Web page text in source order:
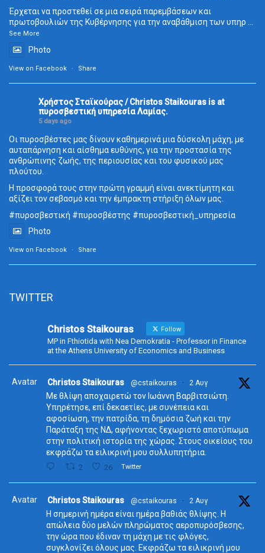
Έρχεται να προστεθεί σε μια σειρά παρεμβάσεων και
πρωτοβουλιών της Κυβέρνησης για την αναβάθμιση των υπηρ
See More
Photo
View on Facebook · Share
Χρήστος Σταϊκούρας / Christos Staikouras is at
πυροσβεστική υπηρεσία Λαμίας.
5 days ago
Οι πυροσβέστες μας δίνουν καθημερινά μια δύσκολη μάχη, με
αυταπάρνηση και αίσθημα ευθύνης, για την προστασία της
ανθρώπινης ζωής, της περιουσίας και του φυσικού μας
πλούτου.
Η προσφορά τους στην πρώτη γραμμή είναι ανεκτίμητη και
αξίζει τον σεβασμό και την έμπρακτη στήριξη όλων μας.
#πυροσβεστική #πυροσβέστης #πυροσβεστική_ υπηρεσία
Photo
View on Facebook · Share
TWITTER
Christos Staikouras Follow
MP in Fthiotida with Nea Demokratia - Professor in Finance
at the Athens University of Economics and Business
Avatar Christos Staikouras @cstaikouras · 2 Αυγ
Με θλίψη αποχαιρετώ τον Ιωάννη Βαρβιτσιώτη.
Υπηρέτησε, επί δεκαετίες, με συνέπεια και
αφοσίωση, την πατρίδα, τη δημόσια ζωή και την
Παράταξη της ΝΔ, αφήνοντας ξεχωριστό αποτύπωμα
στην πολιτική ιστορία της χώρας. Στους οικείους του
εκφράζω τα ειλικρινή μου συλλυπητήρια.
2 26 Twitter
Avatar Christos Staikouras @cstaikouras · 2 Αυγ
Η σημερινή ημέρα είναι ημέρα βαθιάς θλίψης. Η
απώλεια δύο μελών πληρώματος αεροπυρόσβεσης,
την ώρα που έδιναν τη μάχη με τις φλόγες,
συγκλονίζει όλους μας. Εκφράζω τα ειλικρινή μου